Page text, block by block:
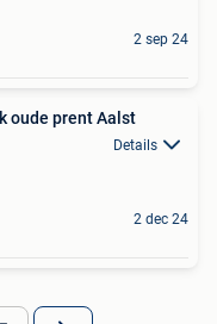
2 sep 24
oude prent Aalst
Details
2 dec 24